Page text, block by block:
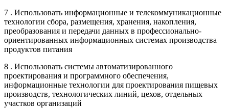
7 . Использовать информационные и телекоммуникационные
технологии сбора, размещения, хранения, накопления,
преобразования и передачи данных в профессионально-
ориентированных информационных системах производства
продуктов питания
8 . Использовать системы автоматизированного
проектирования и программного обеспечения,
информационные технологии для проектирования пищевых
производств, технологических линий, цехов, отдельных
участков организаций